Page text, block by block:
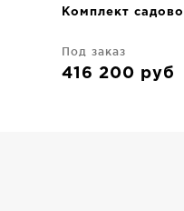
Комплект
Под заказ
416 200 руб